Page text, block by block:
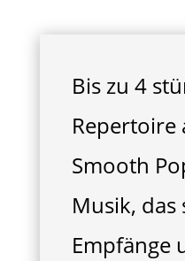
Bis zu 4
Repertoire
Smooth
Musik,
Empfänge